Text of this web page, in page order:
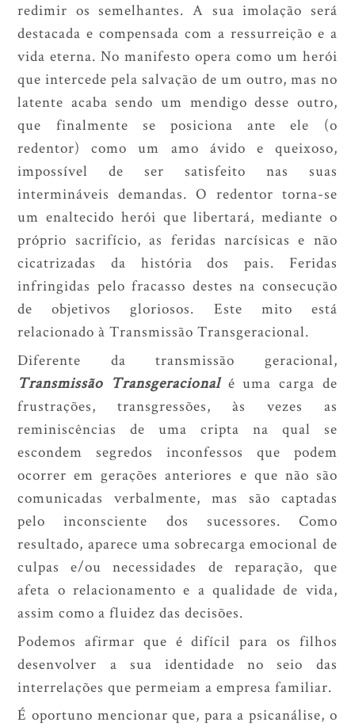
redimir os semelhantes. A sua imolação será
destacada e compensada com a ressurreição e a
vida eterna. No manifesto opera como um herói
que intercede pela salvação de um outro, mas no
latente acaba sendo um mendigo desse outro,
que finalmente se posiciona ante ele (o
redentor) como um amo ávido e queixoso,
impossível de ser satisfeito nas suas
intermináveis demandas. O redentor torna-se
um enaltecido herói que libertará, mediante o
próprio sacrifício, as feridas narcísicas e não
cicatrizadas da história dos pais. Feridas
infringidas pelo fracasso destes na consecução
de objetivos gloriosos. Este mito está
relacionado à Transmissão Transgeracional.
Diferente da transmissão geracional,
Transmissão Transgeracionalé uma carga de
frustrações, transgressões, às vezes as
reminiscências de uma cripta na qual se
escondem segredos inconfessos que podem
ocorrer em gerações anteriores e que não são
comunicadas verbalmente, mas são captadas
pelo inconsciente dos sucessores. Como
resultado, aparece uma sobrecarga emocional de
culpas e/ou necessidades de reparação, que
afeta o relacionamento e a qualidade de vida,
assim como a fluidez das decisões.
Podemos afirmar que é difícil para os filhos
desenvolver a sua identidade no seio das
interrelações que permeiam a empresa familiar.
É oportuno mencionar que, para a psicanálise, o